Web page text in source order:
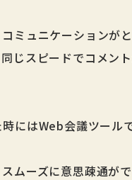
ミュニケーションが
じスピードでコメン
にはWeb会議ツール
ムーズに意思疎通が